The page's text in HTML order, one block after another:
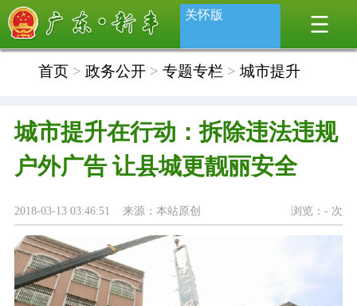
关怀版
首页> 政务公开> 专题专栏 > 城市提升
城市提升在行动：拆除违法违规
户外广告 让县城更靓丽安全
浏览：- 次
2018-03-13 03:46:51 来源：本站原创